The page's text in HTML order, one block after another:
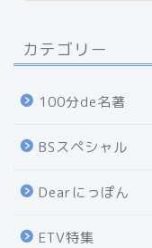
カテゴリー
100分de名著
BSスペシャル
Dearにっぽん
ETV特集